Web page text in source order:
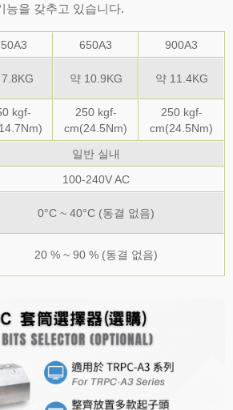
능을 갖추고 있습니다.
650A3
900A3
약 10.9KG 약 11.4KG
kgf-
250 kgf-
cm(24.5Nm)
250 kgf-
cm(24.5Nm)
일반 실내
100-240V AC
0°C ~ 40°C (동결 없음)
20 % ~ 90 % (동결 없음)